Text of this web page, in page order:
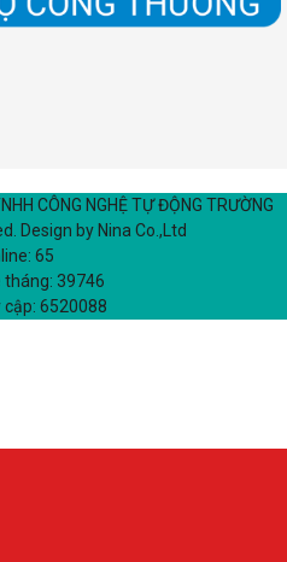
CÔNG NGHỆ TỰ ĐỘNG TRƯỜNG
Design by Nina Co.,Ltd
65
tháng: 39746
6520088